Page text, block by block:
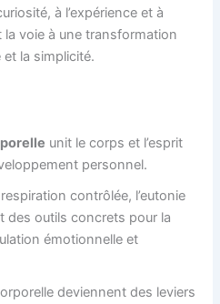
à l’expérience et à
la voie à une transformation
et la simplicité.
unit le corps et l’esprit
personnel.
contrôlée, l’eutonie
des outils concrets pour la
émotionnelle et
deviennent des leviers